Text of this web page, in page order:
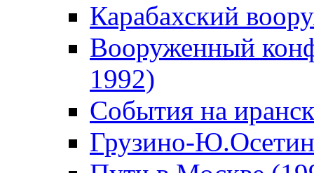
Карабахский
Вооруженный
1992)
События на
Грузино-